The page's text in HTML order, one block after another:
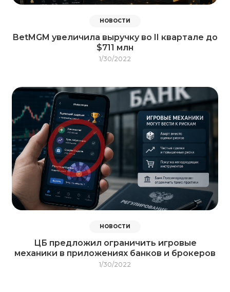
НОВОСТИ
BetMGM увеличила выручку во II квартале до
$711 млн
1/30/2022
НОВОСТИ
ЦБ предложил ограничить игровые
механики в приложениях банков и брокеров
1/30/2022